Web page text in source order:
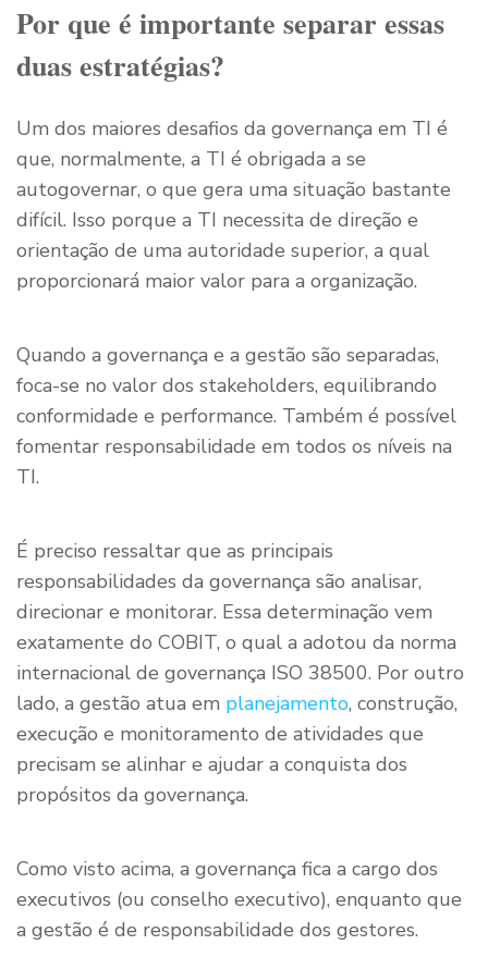
Por que é importante separar essas
duas estratégias?
Um dos maiores desafios da governança em TI é
que, normalmente, a TI é obrigada a se
autogovernar, o que gera uma situação bastante
difícil. Isso porque a TI necessita de direção e
orientação de uma autoridade superior, a qual
proporcionará maior valor para a organização.
Quando a governança e a gestão são separadas,
foca-se no valor dos stakeholders, equilibrando
conformidade e performance. Também é possível
fomentar responsabilidade em todos os níveis na
TI.
É preciso ressaltar que as principais
responsabilidades da governança são analisar,
direcionar e monitorar. Essa determinação vem
exatamente do COBIT, o qual a adotou da norma
internacional de governança ISO 38500. Por outro
lado, a gestão atua em planejamento, construção,
execução e monitoramento de atividades que
precisam se alinhar e ajudar a conquista dos
propósitos da governança.
Como visto acima, a governança fica a cargo dos
executivos (ou conselho executivo), enquanto que
a gestão é de responsabilidade dos gestores.